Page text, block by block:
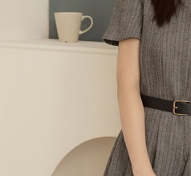
帳／街口支付／iPASS MONEY」等通
【注意事項】
1.本服務係由「台灣大哥大股份有限公
用戶於交易時，得透過本服務購買商品
買賣價金債權讓與本公司後，依約使用
2.基於同意付款使用「大哥付你分期」
資料（包含姓名、電話或地址）提供予
由本公司與您本人進行分期帳單所需資
3.完整用戶服務條款，請詳閱以下連結：
２．訂單成立數日內，您將收到繳費通
３．收到繳費通知簡訊後14天內，點擊
ATM／網路銀行／等多元方式進行付款
※ 請注意：結帳手續完成當下不需立刻
購買商品的店家。未經商家同意取消之
※ 交易是否成功請以「AFTEE先享後付
是否繳費成功／繳費後需取消欲退款等
https://
【注意事項】
１．透過由恩沛科技股份有限公司提供
每筆NT$60，滿NT$1,500(含以上)
萊爾富取貨付款
7-11取貨付款